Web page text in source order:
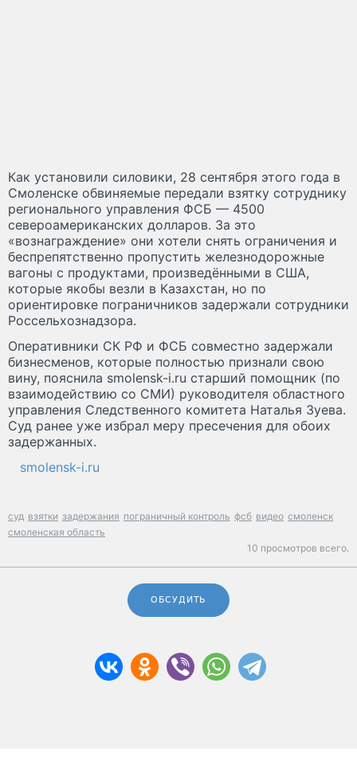
Как установили силовики, 28 сентября этого года в
Смоленске обвиняемые передали взятку сотруднику
регионального управления ФСБ — 4500
североамериканских долларов. За это
«вознаграждение» они хотели снять ограничения и
беспрепятственно пропустить железнодорожные
вагоны с продуктами, произведёнными в США,
которые якобы везли в Казахстан, но по
ориентировке пограничников задержали сотрудники
Россельхознадзора.
Оперативники СК РФ и ФСБ совместно задержали
бизнесменов, которые полностью признали свою
вину, пояснила smolensk-i.ru старший помощник (по
взаимодействию со СМИ) руководителя областного
управления Следственного комитета Наталья Зуева.
Суд ранее уже избрал меру пресечения для обоих
задержанных.
smolensk-i.ru
суд взятки задержания пограничный контроль фсб видео смоленск
смоленская область
10 просмотров всего.
ОБСУДИТЬ